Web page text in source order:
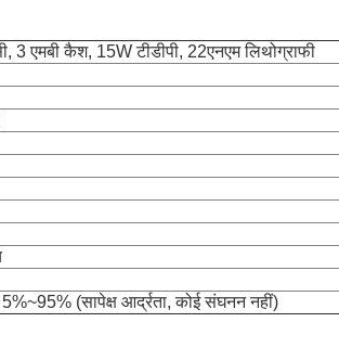
3 एमबी कैश, 15W टीडीपी, 22एनएम लिथोग्राफी
(सापेक्ष आर्द्रता, कोई संघनन नहीं)